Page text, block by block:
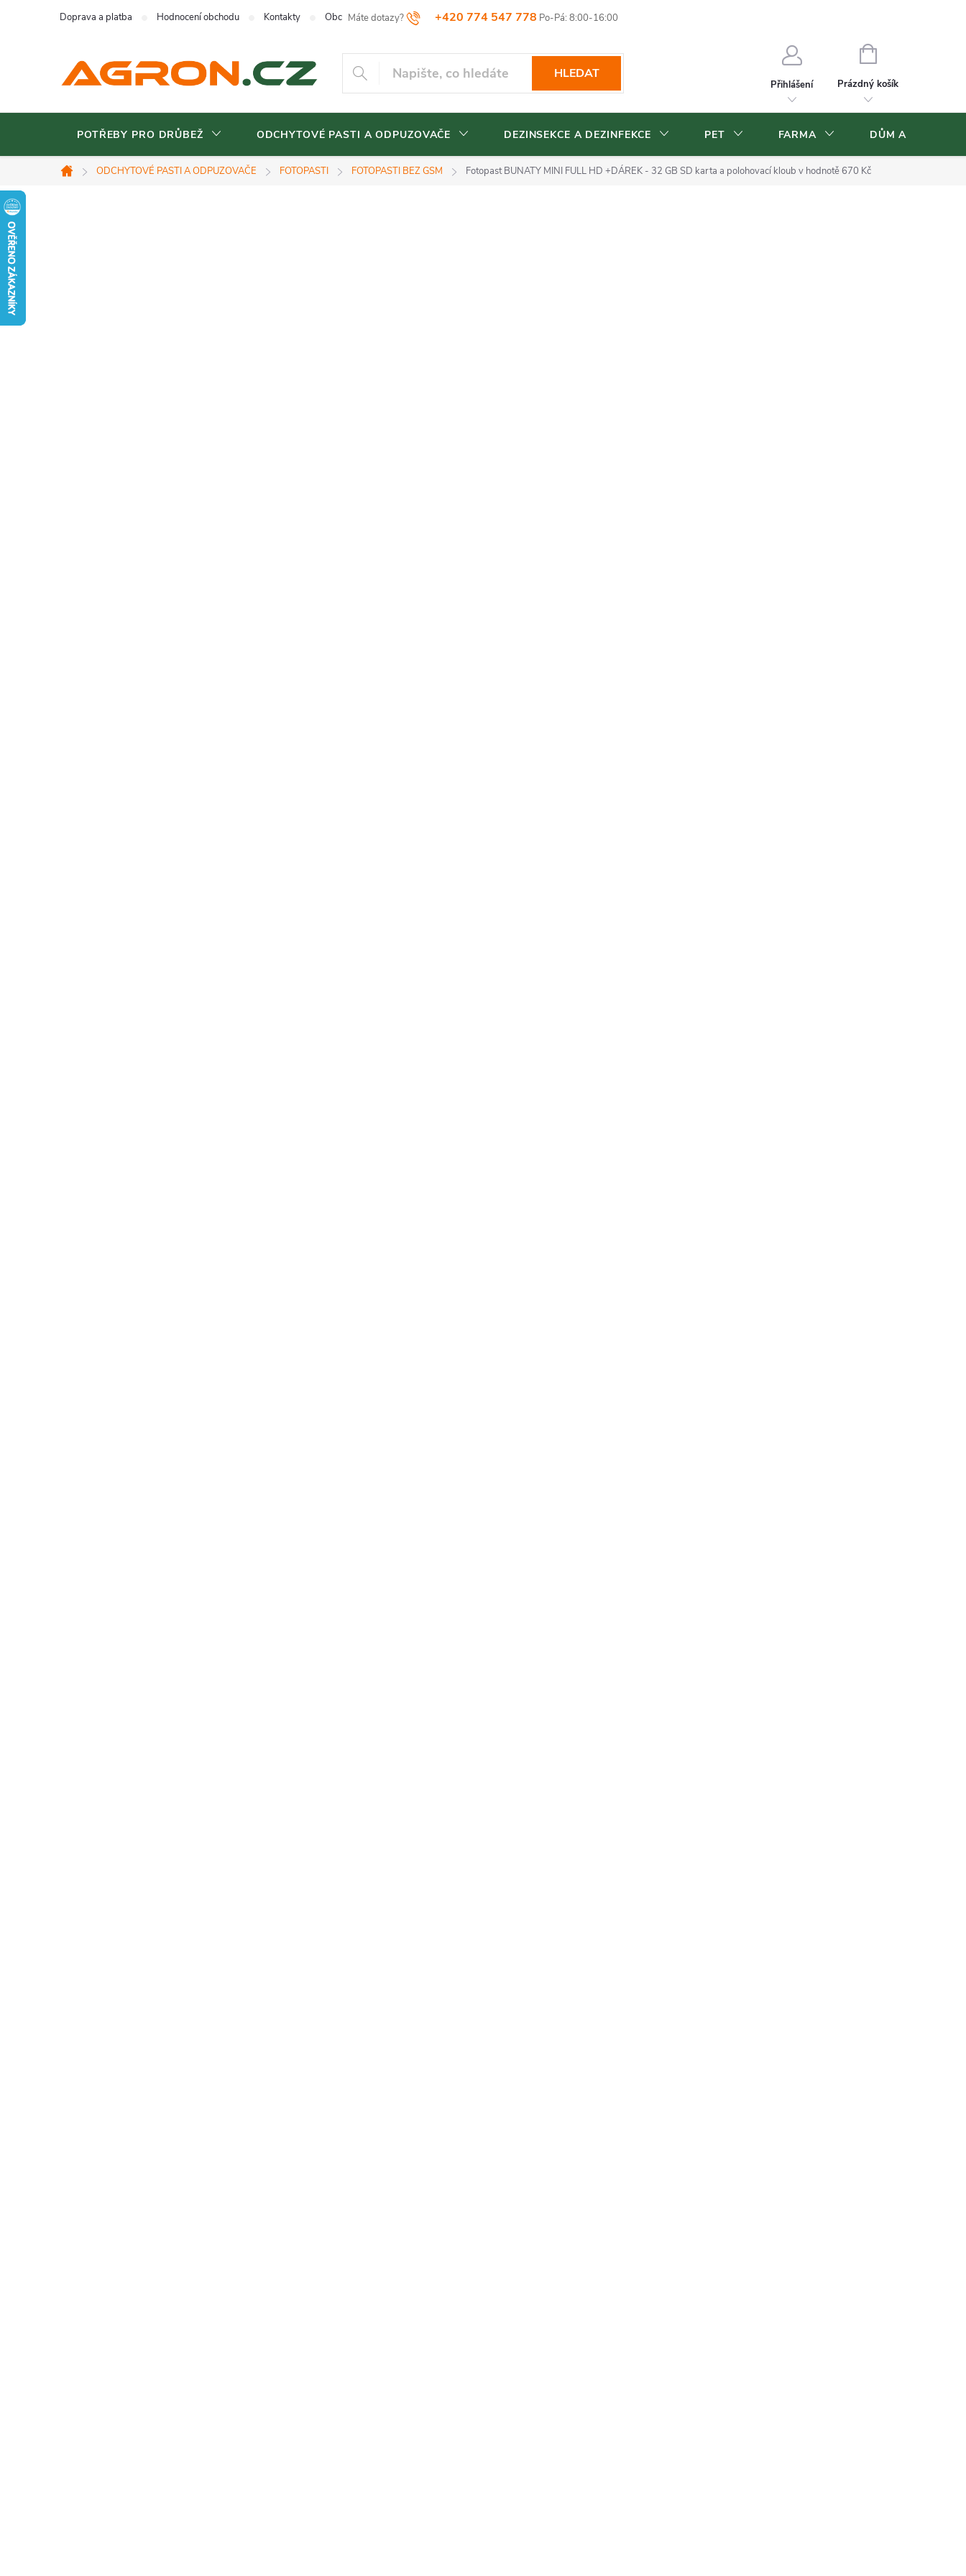
+420 774 547 778
Doprava a platba Hodnocení obchodu Kontakty Obchodní podmínky Reklamační řád Vrácení zboží Blog
HLEDAT
Přihlášení
NÁKUPNÍ
Prázdný košík
POTŘEBY PRO DRŮBEŽ ODCHYTOVÉ PASTI A ODPUZOVAČE DEZINSEKCE A DEZINFEKCE PET FARMA DŮM A ZAHRADA
Domů
ODCHYTOVÉ PASTI A ODPUZOVAČE FOTOPASTI FOTOPASTI BEZ GSM Fotopast BUNATY MINI FULL HD +DÁREK - 32 GB SD karta a polohovací kloub v hodnotě 670 Kč